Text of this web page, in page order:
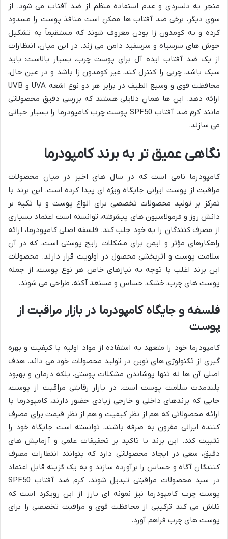
منجر به دلسردی و عدم استفاده منظم از ضد آفتاب می شود. از
سوی دیگر، برخی ضد آفتاب ها ممکن است منافذ پوست را مسدود
کرده و به کومدون زا بودن معروف شوند که مستقیماً به تشکیل
جوش های سرسیاه و سرسفید دامن می زند. در این میان، انتظارات
از یک ضد آفتاب ایده آل برای پوست چرب، بسیار بالاست: باید
سبک باشد، چربی را کنترل کند، غیر کومدون زا باشد و در عین حال،
محافظت قوی و وسیع الطیف در برابر هر دو نوع اشعه UVA و UVB
ارائه دهد. این ها همان دلایلی هستند که بررسی دقیق محصولاتی
مانند کرم ضد آفتاب SPF50 پوست چرب کامپودرما را بسیار حیاتی
می سازند.
نگاهی عمیق تر به برند کامپودرما
کامپودرما نامی است که در سال های اخیر در میان محصولات
مراقبت از پوست ایرانی جایگاه ویژه ای پیدا کرده است. این برند با
تمرکز بر تولید محصولات تخصصی برای انواع پوست و با تکیه بر
دانش روز و فرمولاسیون های پیشرفته، توانسته است اعتماد بسیاری
از مصرف کنندگان را به خود جلب کند. فلسفه اصلی کامپودرما، ارائه
راهکارهای مؤثر و ایمن برای مشکلات رایج پوستی است، که در آن
سلامت پوست و اثربخشی محصول در اولویت قرار دارند. محصولات
این برند اغلب با توجه به نیازهای خاص هر نوع پوست، از جمله
پوست های چرب، خشک، حساس و مستعد آکنه، طراحی می شوند.
فلسفه و جایگاه کامپودرما در بازار مراقبت از
پوست
کامپودرما خود را متعهد به استفاده از مواد اولیه با کیفیت و بهره
گیری از تکنولوژی های نوین در تولید محصولات خود می داند. هدف
اصلی آن ها نه تنها پوشاندن مشکلات پوستی، بلکه درمان و بهبود
بلندمدت سلامت پوست است. در بازار رقابتی مراقبت از پوست،
جایی که برندهای داخلی و خارجی زیادی حضور دارند، کامپودرما با
ارائه محصولاتی که هم از نظر کیفیت و هم از نظر قیمت برای مصرف
کننده ایرانی مقرون به صرفه باشند، توانسته است جایگاه خود را
تثبیت کند. این برند با تاکید بر تحقیقات علمی و آزمایش های
دقیق، سعی در ایجاد محصولاتی دارد که بتوانند انتظارات مصرف
کنندگان آگاه و حساس را برآورده سازند و به یک گزینه قابل اعتماد
در سبد محصولات مراقبتی تبدیل شوند. کرم ضد آفتاب SPF50
پوست چرب کامپودرما نیز نمونه ای بارز از این رویکرد است که
تلاش می کند ترکیبی از محافظت قوی و مراقبت تخصصی را برای
پوست های چرب فراهم آورد.